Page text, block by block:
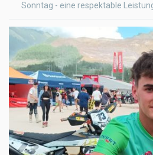
Sonntag - eine respektable